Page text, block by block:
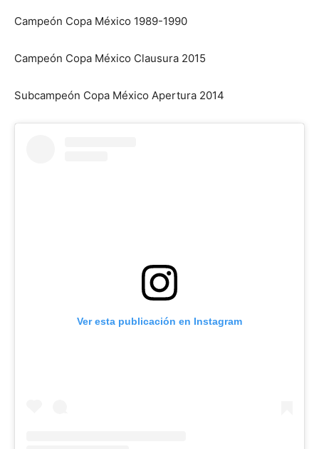
Campeón Copa México 1989-1990
Campeón Copa México Clausura 2015
Subcampeón Copa México Apertura 2014
Ver esta publicación en Instagram